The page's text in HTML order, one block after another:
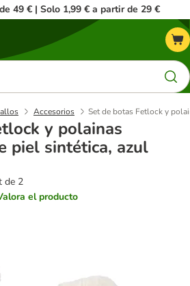
49 € | Solo 1,99 € a partir de 29 €
Accesorios Set de botas Fetlock y
y polainas
piel sintética, azul
de 2
el producto